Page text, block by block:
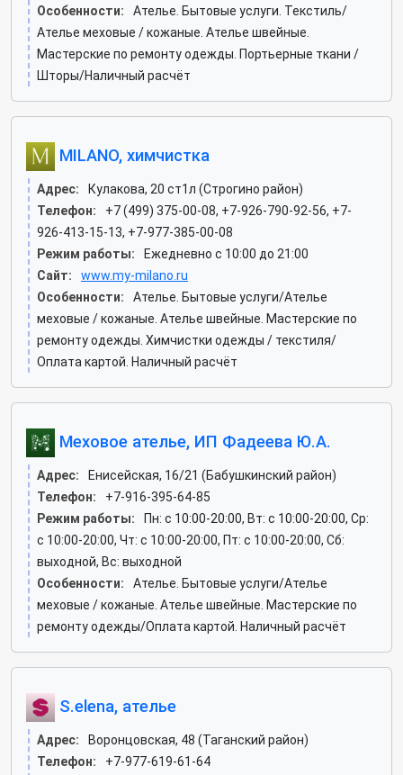
Особенности:
Ателье. Бытовые услуги. Текстиль/
Ателье меховые / кожаные. Ателье швейные.
Мастерские по ремонту одежды. Портьерные ткани /
Шторы/Наличный расчёт
MILANO, химчистка
Адрес:
Кулакова, 20 ст1л (Строгино район)
Телефон:
+7 (499) 375-00-08, +7-926-790-92-56, +7-
926-413-15-13, +7-977-385-00-08
Режим работы:
Ежедневно с 10:00 до 21:00
Сайт:
www.my-milano.ru
Особенности:
Ателье. Бытовые услуги/Ателье
меховые / кожаные. Ателье швейные. Мастерские по
ремонту одежды. Химчистки одежды / текстиля/
Оплата картой. Наличный расчёт
Меховое ателье, ИП Фадеева Ю.А.
Адрес:
Енисейская, 16/21 (Бабушкинский район)
Телефон:
+7-916-395-64-85
Режим работы:
Пн: c 10:00-20:00, Вт: c 10:00-20:00, Ср:
c 10:00-20:00, Чт: c 10:00-20:00, Пт: c 10:00-20:00, Сб:
выходной, Вс: выходной
Особенности:
Ателье. Бытовые услуги/Ателье
меховые / кожаные. Ателье швейные. Мастерские по
ремонту одежды/Оплата картой. Наличный расчёт
S.elena, ателье
Адрес:
Воронцовская, 48 (Таганский район)
Телефон:
+7-977-619-61-64